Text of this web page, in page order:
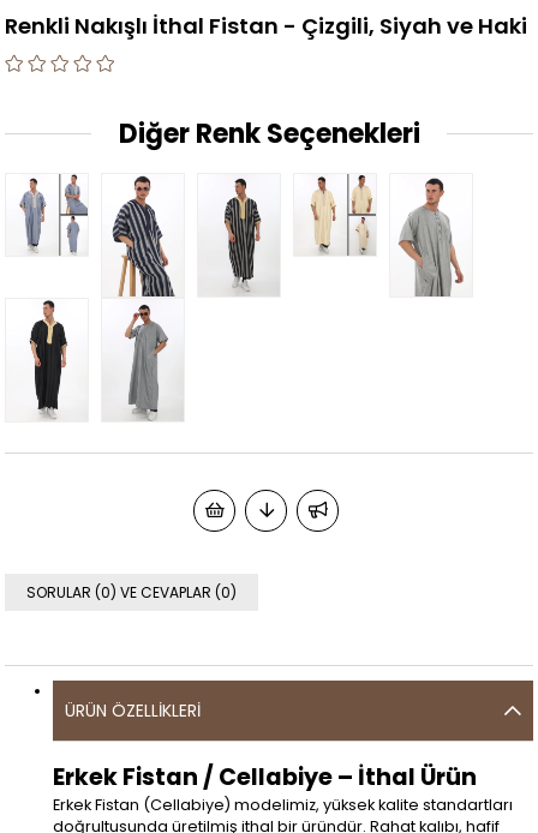
Renkli Nakışlı İthal Fistan - Çizgili, Siyah ve Haki
Diğer Renk Seçenekleri
SORULAR (0) VE CEVAPLAR (0)
ÜRÜN ÖZELLIKLERI
Erkek Fistan / Cellabiye – İthal Ürün
Erkek Fistan (Cellabiye) modelimiz, yüksek kalite standartları
doğrultusunda üretilmiş ithal bir üründür. Rahat kalıbı, hafif